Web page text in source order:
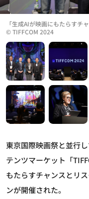
© TIFFCOM 2024
「生成AIが映画にもたらすチ
東京国際映画祭と並行
テンツマーケット「
もたらすチャンスとリ
ンが開催された。